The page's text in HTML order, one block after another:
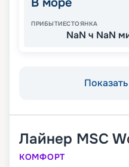
ПРИБЫТИЕСТОЯНКА
NaN ч NaN
Лайнер MSC
КОМФОРТ